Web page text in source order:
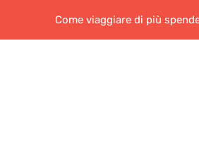
Come viaggiare di più